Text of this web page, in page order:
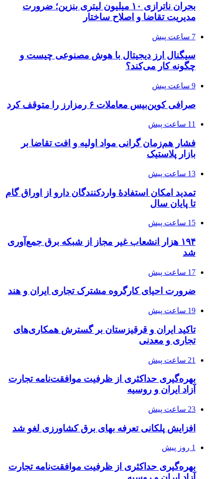
بحران ناترازی ۱۰ میلیون لیتری بنزین؛ ضرورت
مدیریت تقاضا و اصلاح ساختار
7 ساعت پیش
سیگنال ارز دیجیتال با هوش مصنوعی چیست و
چگونه کار می‌کند؟
9 ساعت پیش
صرافی کوین‌بیس معاملات ۶ رمزارز را متوقف کرد
11 ساعت پیش
فشار هم‌زمان گرانی مواد اولیه و افت تقاضا بر
بازار پلاستیک
13 ساعت پیش
تمدید امکان استفادۀ واردکنندگان دارو از اوراق گام
تا پایان سال
15 ساعت پیش
۱۹۴ هزار انشعاب غیر مجاز از شبکه برق جمع‌آوری
شد
17 ساعت پیش
ضرورت احیای کارگروه مشترک تجاری ایران و هند
19 ساعت پیش
تاکید ایران و قرقیزستان بر گسترش همکاری‌های
تجاری و معدنی
21 ساعت پیش
بهره‌گیری حداکثری از ظرفیت موافقت‌نامه تجارت
آزاد ایران و روسیه
23 ساعت پیش
افزایش پلکانی تعرفه بهای برق کشاورزی لغو شد
1 روز پیش
بهره‌گیری حداکثری از ظرفیت موافقت‌نامه تجارت